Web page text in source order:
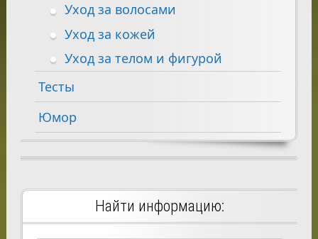
Уход за волосами
Уход за кожей
Уход за телом и фигурой
Тесты
Юмор
Найти информацию: